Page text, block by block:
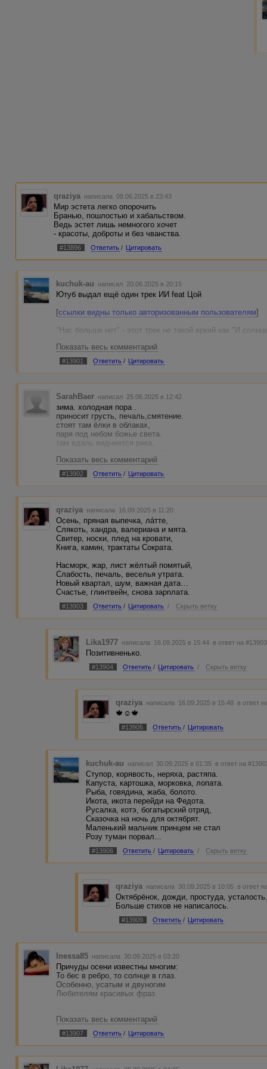
qraziya написала 08.06.2025 в 23:43
Мир эстета легко опорочить
Бранью, пошлостью и хабальством.
Ведь эстет лишь немногого хочет
- красоты, доброты и без чванства.
#13896 Ответить / Цитировать
kuchuk-au написал 20.06.2025 в 20:15
Ютуб выдал ещё один трек ИИ feat Цой
[ссылки видны только авторизованным пользователям]
"Нас больше нет" - этот трек не такой яркий как "И
Я ем огурец, но тарелка пуста,
Рука держит конец, набор слов неспроста.
Опустела земля, имена не видны,
Ночь идет сквозь меня, видна тень от луны.
Сочиняй что придет,
Нам не понять,
В голове набор слов,
Важно в ритм попадать.
Показать весь комментарий
#13901 Ответить / Цитировать
SarahBaer написал 25.06.2025 в 12:42
зима. холодная пора .
приносит грусть, печаль,смятение.
стоят там ёлки в облаках,
паря под небом божье света.
там вдаль виднеется река,
где-то вдали гудят машины,
торопятся все вдоль движения.
а так на улице прохладно , даже немного мрачновато.
но люди тут не унывают ,
а лишь ,«россия» называют.
с приходом матушки зимы,
народ берёт все в свои руки.
они считают нужным быть,
в объятиях ужасов зимы.
Показать весь комментарий
#13902 Ответить / Цитировать
qraziya написала 16.09.2025 в 11:20
Осень, пряная выпечка, ла́тте,
Слякоть, хандра, валериана и мята.
Свитер, носки, плед на кровати,
Книга, камин, трактаты Сократа.
Насморк, жар, лист жёлтый помятый,
Слабость, печаль, веселья утрата.
Новый квартал, шум, важная дата…
Счастье, глинтвейн, снова зарплата.
#13903 Ответить / Цитировать / Скрыть ветку
Lika1977 написала 16.09.2025 в 15:44 в ответ на #13903
Позитивненько.
#13904 Ответить / Цитировать / Скрыть ветку
qraziya написала 16.09.2025 в 15:48 в ответ
🍁☺️🍁
#13905 Ответить / Цитировать
kuchuk-au написал 30.09.2025 в 01:35 в ответ на
Ступор, корявость, неряха, растяпа.
Капуста, картошка, морковка, лопата.
Рыба, говядина, жаба, болото.
Икота, икота перейди на Федота.
Русалка, котэ, богатырский отряд,
Сказочка на ночь для октябрят.
Маленький мальчик принцем не стал
Розу туман порвал...
#13906 Ответить / Цитировать / Скрыть ветку
qraziya написала 30.09.2025 в 10:05 в ответ
Октябрёнок, дожди, простуда,
Больше стихов не написалось.
#13909 Ответить / Цитировать
Inessa85 написала 30.09.2025 в 03:20
Причуды осени известны многим:
То бес в ребро, то солнце в глаз.
Особенно, усатым и двуногим
Любителям красивых фраз.
В иуду-зеркало смотрясь,
Меняет жинку и машинку,
Попутно наступая в грязь.
Оно понятно.. осень всё же:
Святое бездорожье лиц;
Показать весь комментарий
#13907 Ответить / Цитировать